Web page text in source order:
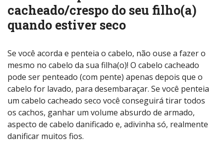
cacheado/crespo do seu filho(a)
quando estiver seco
Se você acorda e penteia o cabelo, não ouse a fazer o
mesmo no cabelo da sua filha(o)! O cabelo cacheado
pode ser penteado (com pente) apenas depois que o
cabelo for lavado, para desembaraçar. Se você penteia
um cabelo cacheado seco você conseguirá tirar todos
os cachos, ganhar um volume absurdo de armado,
aspecto de cabelo danificado e, adivinha só, realmente
danificar muitos fios.